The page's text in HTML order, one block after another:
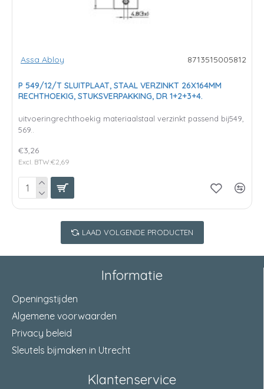
Assa Abloy 8713515005812
P 549/12/T SLUITPLAAT, STAAL VERZINKT 26X164MM
RECHTHOEKIG, STUKSVERPAKKING, DR 1+2+3+4.
uitvoeringrechthoekig materiaalstaal verzinkt passend bij549,
569..
€3,26
Excl. BTW:€2,69
LAAD VOLGENDE PRODUCTEN
Informatie
Openingstijden
Algemene voorwaarden
Privacy beleid
Sleutels bijmaken in Utrecht
Klantenservice